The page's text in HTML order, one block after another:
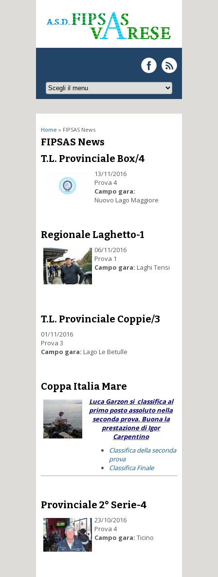
Tu sei qui
Home » FIPSAS News
FIPSAS News
T.L. Provinciale Box/4
13/11/2016
Prova 4
Campo gara:
Nuovo Lago Maggiore
Regionale Laghetto-1
06/11/2016
Prova 1
Campo gara: Laghi Tensi
T.L. Provinciale Coppie/3
01/11/2016
Prova 3
Campo gara: Lago Le Betulle
Coppa Italia Mare
Luca Garzon si classifica al
primo posto assoluto nella
seconda prova. Buona la
prestazione di Igor
Carpentino
Classifica della seconda
prova
Classifica Finale
Provinciale 2° Serie-4
23/10/2016
Prova 4
Campo gara: Ticino